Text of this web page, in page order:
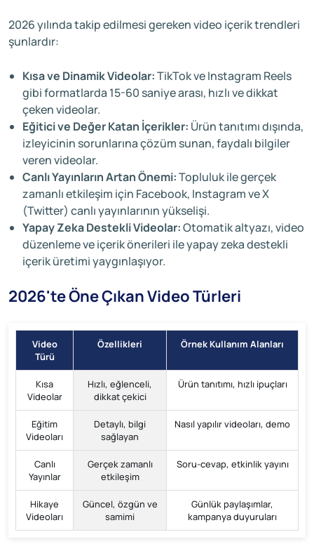
2026 yılında takip edilmesi gereken video içerik trendleri
şunlardır:
Kısa ve Dinamik Videolar:TikTok ve Instagram Reels
gibi formatlarda 15-60 saniye arası, hızlı ve dikkat
çeken videolar.
Eğitici ve Değer Katan İçerikler: Ürün tanıtımı dışında,
izleyicinin sorunlarına çözüm sunan, faydalı bilgiler
veren videolar.
Canlı Yayınların Artan Önemi:Topluluk ile gerçek
zamanlı etkileşim için Facebook, Instagram ve X
(Twitter) canlı yayınlarının yükselişi.
Yapay Zeka Destekli Videolar:Otomatik altyazı, video
düzenleme ve içerik önerileri ile yapay zeka destekli
içerik üretimi yaygınlaşıyor.
2026'te Öne Çıkan Video Türleri
Video
Türü
Özellikleri Örnek Kullanım Alanları
Kısa
Videolar
Hızlı, eğlenceli,
dikkat çekici
Ürün tanıtımı, hızlı ipuçları
Eğitim
Videoları
Detaylı, bilgi
sağlayan
Nasıl yapılır videoları, demo
Canlı
Yayınlar
Gerçek zamanlı
etkileşim
Soru-cevap, etkinlik yayını
Hikaye
Videoları
Güncel, özgün ve
samimi
Günlük paylaşımlar,
kampanya duyuruları